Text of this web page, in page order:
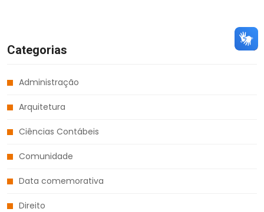
Categorias
Administração
Arquitetura
Ciências Contábeis
Comunidade
Data comemorativa
Direito